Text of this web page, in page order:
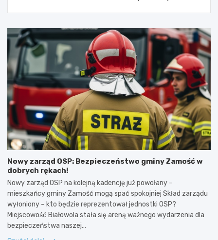
Nowy zarząd OSP: Bezpieczeństwo gminy Zamość w
dobrych rękach!
Nowy zarząd OSP na kolejną kadencję już powołany –
mieszkańcy gminy Zamość mogą spać spokojniej Skład zarządu
wyłoniony – kto będzie reprezentował jednostki OSP?
Miejscowość Białowola stała się areną ważnego wydarzenia dla
bezpieczeństwa naszej…